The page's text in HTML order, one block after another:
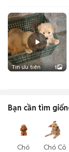
Tin ưu tiên 1
Bạn cần tìm
Chó
Chó Cỏ